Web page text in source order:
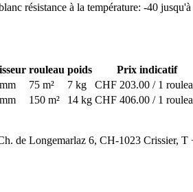
résistance à la température: -40
rouleau poids
Prix indicatif
75 m² 7 kg
CHF 203.00 / 1
150 m² 14 kg CHF 406.00 / 1
de Longemarlaz 6, CH-1023 Crissier,